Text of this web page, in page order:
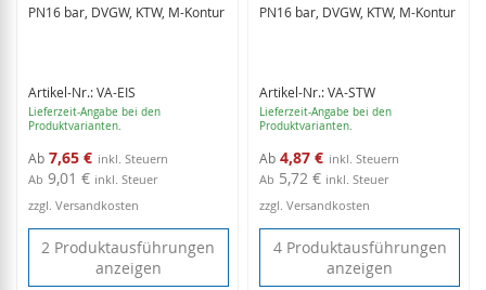
PN16 bar, DVGW, KTW, M-Kontur
Artikel-Nr.: VA-EIS
Lieferzeit-Angabe bei den
Produktvarianten.
Ab 7,65 €
Ab 9,01 € inkl. Steuer
zzgl. Versandkosten
2 Produktausführungen
anzeigen
PN16 bar, DVGW, KTW, M-Kontur
Artikel-Nr.: VA-STW
Lieferzeit-Angabe bei den
Produktvarianten.
Ab 4,87 €
Ab 5,72 € inkl. Steuer
zzgl. Versandkosten
4 Produktausführungen
anzeigen